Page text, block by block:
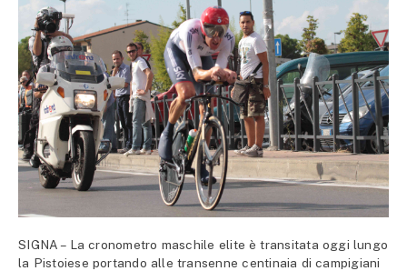
SIGNA – La cronometro maschile elite è transitata oggi lungo
la Pistoiese portando alle transenne centinaia di campigiani